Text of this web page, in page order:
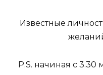
Известные
P.S. начиная с 3.30